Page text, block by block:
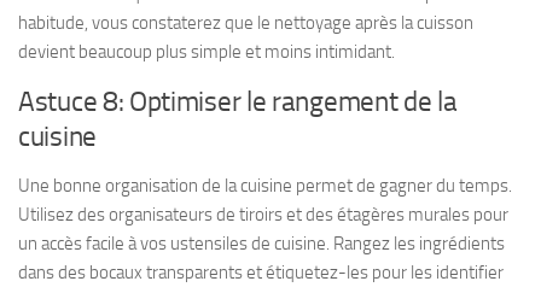
habitude, vous constaterez que le nettoyage après la cuisson
devient beaucoup plus simple et moins intimidant.
Astuce 8: Optimiser le rangement de la
cuisine
Une bonne organisation de la cuisine permet de gagner du temps.
Utilisez des organisateurs de tiroirs et des étagères murales pour
un accès facile à vos ustensiles de cuisine. Rangez les ingrédients
dans des bocaux transparents et étiquetez-les pour les identifier